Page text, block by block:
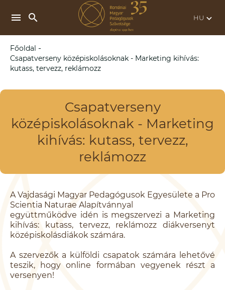
menu search keyboard_arrow_down
Főoldal -
Csapatverseny középiskolásoknak - Marketing kihívás:
kutass, tervezz, reklámozz
Csapatverseny
középiskolásoknak - Marketing
kihívás: kutass, tervezz,
reklámozz
A Vajdasági Magyar Pedagógusok Egyesülete a Pro
Scientia Naturae Alapítvánnyal
együttműködve idén is megszervezi a Marketing
kihívás: kutass, tervezz, reklámozz diákversenyt
középiskolásdiákok számára.
A szervezők a külföldi csapatok számára lehetővé
teszik, hogy online formában vegyenek részt a
versenyen!